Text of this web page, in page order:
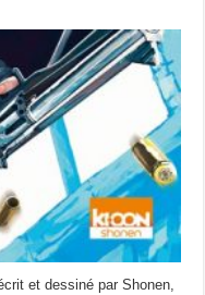
et dessiné par Shonen,